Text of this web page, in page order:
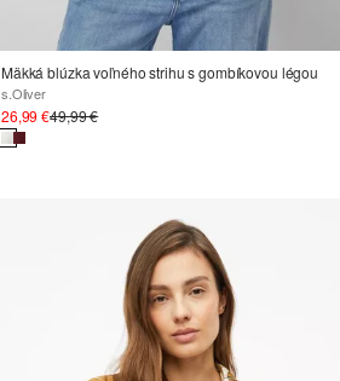
Mäkká blúzka voľného strihu s gombíkovou légou
s.Oliver
26,99 €49,99 €